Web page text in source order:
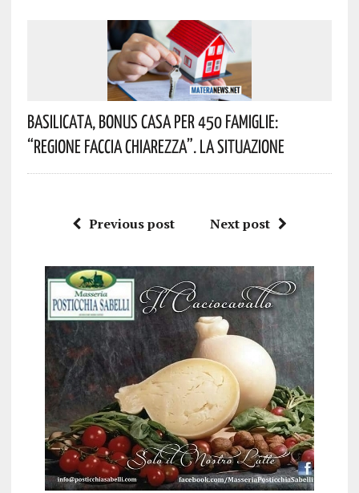
Basilicata, Bonus Casa Per 450 Famiglie:
“Regione Faccia Chiarezza”. La Situazione
Previous post Next post